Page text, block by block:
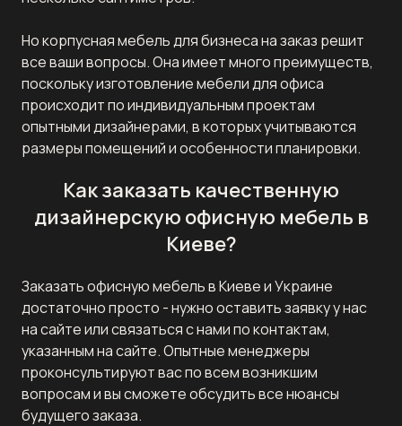
Но корпусная мебель для бизнеса на заказ решит
все ваши вопросы. Она имеет много преимуществ,
поскольку изготовление мебели для офиса
происходит по индивидуальным проектам
опытными дизайнерами, в которых учитываются
размеры помещений и особенности планировки.
Как заказать качественную
дизайнерскую офисную мебель в
Киеве?
Заказать офисную мебель в Киеве и Украине
достаточно просто - нужно оставить заявку у нас
на сайте или связаться с нами по контактам,
указанным на сайте. Опытные менеджеры
проконсультируют вас по всем возникшим
вопросам и вы сможете обсудить все нюансы
будущего заказа.